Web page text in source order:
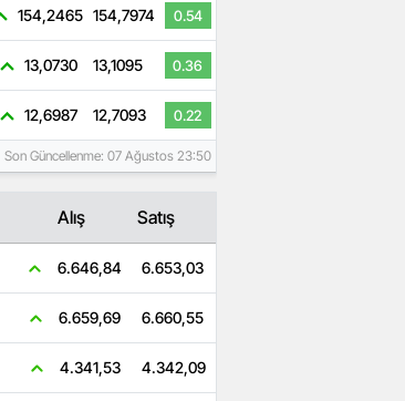
154,2465 154,7974 0.54
13,0730 13,1095 0.36
12,6987 12,7093 0.22
Son Güncellenme: 07 Ağustos 23:50
Alış Satış
6.646,84 6.653,03
6.659,69 6.660,55
4.341,53 4.342,09